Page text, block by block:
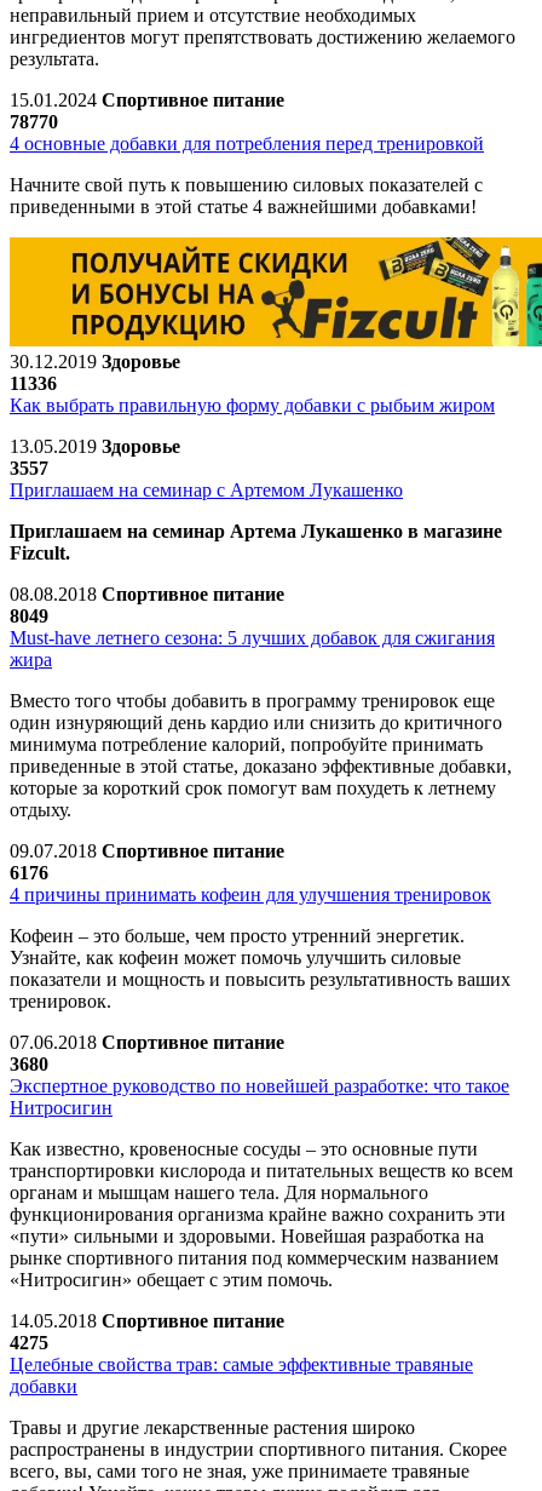
неправильный прием и отсутствие необходимых
ингредиентов могут препятствовать достижению желаемого
результата.
15.01.2024 Спортивное питание
78770
4 основные добавки для потребления перед тренировкой
Начните свой путь к повышению силовых показателей с
приведенными в этой статье 4 важнейшими добавками!
30.12.2019 Здоровье
11336
Как выбрать правильную форму добавки с рыбьим жиром
13.05.2019 Здоровье
3557
Приглашаем на семинар с Артемом Лукашенко
Приглашаем на семинар Артема Лукашенко в магазине
Fizcult.
08.08.2018 Спортивное питание
8049
Must-have летнего сезона: 5 лучших добавок для сжигания
жира
Вместо того чтобы добавить в программу тренировок еще
один изнуряющий день кардио или снизить до критичного
минимума потребление калорий, попробуйте принимать
приведенные в этой статье, доказано эффективные добавки,
которые за короткий срок помогут вам похудеть к летнему
отдыху.
09.07.2018 Спортивное питание
6176
4 причины принимать кофеин для улучшения тренировок
Кофеин – это больше, чем просто утренний энергетик.
Узнайте, как кофеин может помочь улучшить силовые
показатели и мощность и повысить результативность ваших
тренировок.
07.06.2018 Спортивное питание
3680
Экспертное руководство по новейшей разработке: что такое
Нитросигин
Как известно, кровеносные сосуды – это основные пути
транспортировки кислорода и питательных веществ ко всем
органам и мышцам нашего тела. Для нормального
функционирования организма крайне важно сохранить эти
«пути» сильными и здоровыми. Новейшая разработка на
рынке спортивного питания под коммерческим названием
«Нитросигин» обещает с этим помочь.
14.05.2018 Спортивное питание
4275
Целебные свойства трав: самые эффективные травяные
добавки
Травы и другие лекарственные растения широко
распространены в индустрии спортивного питания. Скорее
всего, вы, сами того не зная, уже принимаете травяные